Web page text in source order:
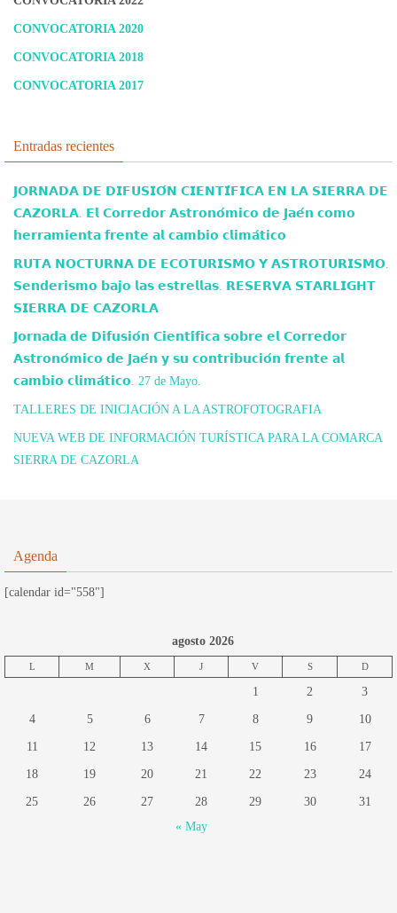
CONVOCATORIA 2020
CONVOCATORIA 2018
CONVOCATORIA 2017
Entradas recientes
𝗝𝗢𝗥𝗡𝗔𝗗𝗔 𝗗𝗘 𝗗𝗜𝗙𝗨𝗦𝗜𝗢́𝗡 𝗖𝗜𝗘𝗡𝗧𝗜́𝗙𝗜𝗖𝗔 𝗘𝗡 𝗟𝗔 𝗦𝗜𝗘𝗥𝗥𝗔 𝗗𝗘
𝗖𝗔𝗭𝗢𝗥𝗟𝗔. 𝗘𝗹 𝗖𝗼𝗿𝗿𝗲𝗱𝗼𝗿 𝗔𝘀𝘁𝗿𝗼𝗻𝗼́𝗺𝗶𝗰𝗼 𝗱𝗲 𝗝𝗮𝗲́𝗻 𝗰𝗼𝗺𝗼
𝗵𝗲𝗿𝗿𝗮𝗺𝗶𝗲𝗻𝘁𝗮 𝗳𝗿𝗲𝗻𝘁𝗲 𝗮𝗹 𝗰𝗮𝗺𝗯𝗶𝗼 𝗰𝗹𝗶𝗺𝗮́𝘁𝗶𝗰𝗼
𝗥𝗨𝗧𝗔 𝗡𝗢𝗖𝗧𝗨𝗥𝗡𝗔 𝗗𝗘 𝗘𝗖𝗢𝗧𝗨𝗥𝗜𝗦𝗠𝗢 𝗬 𝗔𝗦𝗧𝗥𝗢𝗧𝗨𝗥𝗜𝗦𝗠𝗢.
𝗦𝗲𝗻𝗱𝗲𝗿𝗶𝘀𝗺𝗼 𝗯𝗮𝗷𝗼 𝗹𝗮𝘀 𝗲𝘀𝘁𝗿𝗲𝗹𝗹𝗮𝘀. 𝗥𝗘𝗦𝗘𝗥𝗩𝗔 𝗦𝗧𝗔𝗥𝗟𝗜𝗚𝗛𝗧
𝗦𝗜𝗘𝗥𝗥𝗔 𝗗𝗘 𝗖𝗔𝗭𝗢𝗥𝗟𝗔
𝗝𝗼𝗿𝗻𝗮𝗱𝗮 𝗱𝗲 𝗗𝗶𝗳𝘂𝘀𝗶𝗼́𝗻 𝗖𝗶𝗲𝗻𝘁𝗶́𝗳𝗶𝗰𝗮 𝘀𝗼𝗯𝗿𝗲 𝗲𝗹 𝗖𝗼𝗿𝗿𝗲𝗱𝗼𝗿
𝗔𝘀𝘁𝗿𝗼𝗻𝗼́𝗺𝗶𝗰𝗼 𝗱𝗲 𝗝𝗮𝗲́𝗻 𝘆 𝘀𝘂 𝗰𝗼𝗻𝘁𝗿𝗶𝗯𝘂𝗰𝗶𝗼́𝗻 𝗳𝗿𝗲𝗻𝘁𝗲 𝗮𝗹
𝗰𝗮𝗺𝗯𝗶𝗼 𝗰𝗹𝗶𝗺𝗮́𝘁𝗶𝗰𝗼. 27 de Mayo.
TALLERES DE INICIACIÓN A LA ASTROFOTOGRAFIA
NUEVA WEB DE INFORMACIÓN TURÍSTICA PARA LA COMARCA
SIERRA DE CAZORLA
Agenda
[calendar id="558"]
agosto 2026
L M X J V S D
1 2 3
4 5 6 7 8 9 10
11 12 13 14 15 16 17
18 19 20 21 22 23 24
25 26 27 28 29 30
31
« May